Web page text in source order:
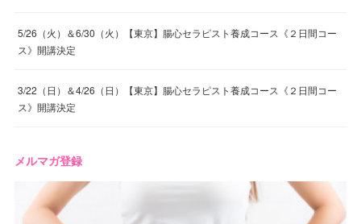
5/26（火）＆6/30（火）【東京】腸心セラピスト養成コース《２日間コー
ス》開講決定
3/22（日）＆4/26（日）【東京】腸心セラピスト養成コース《２日間コー
ス》開講決定
メルマガ登録